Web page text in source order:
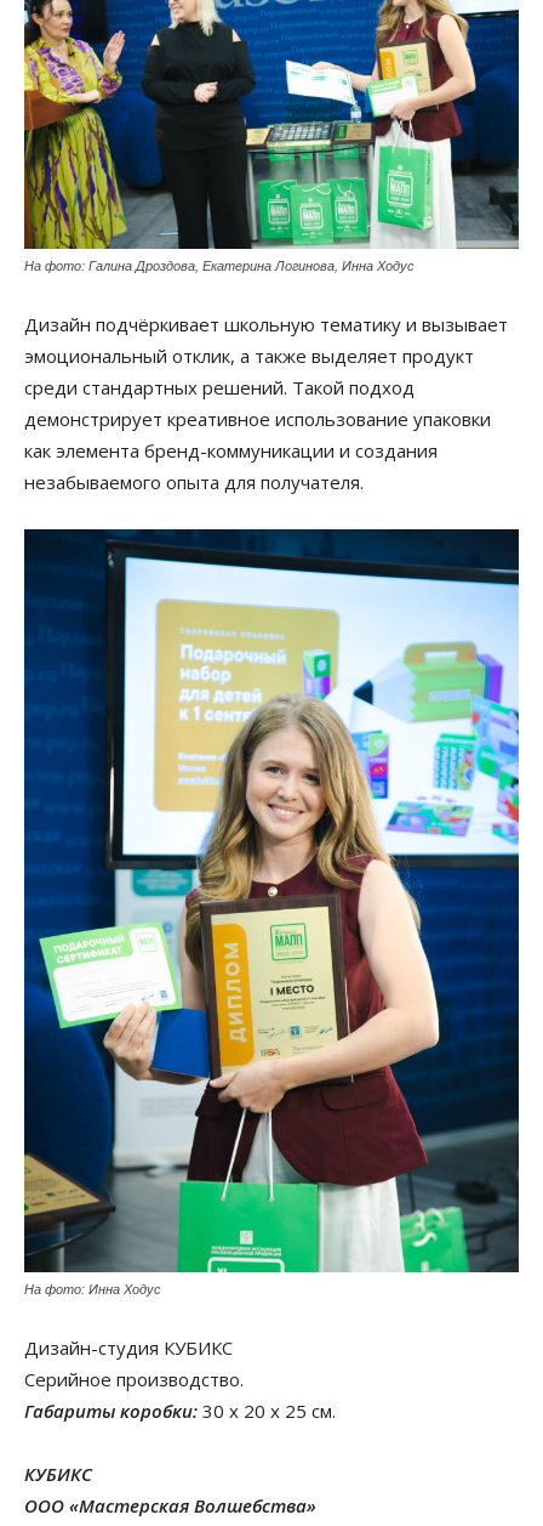
На фото: Галина Дроздова, Екатерина Логинова, Инна Ходус
Дизайн подчёркивает школьную тематику и вызывает
эмоциональный отклик, а также выделяет продукт
среди стандартных решений. Такой подход
демонстрирует креативное использование упаковки
как элемента бренд-коммуникации и создания
незабываемого опыта для получателя.
На фото: Инна Ходус
Дизайн-студия КУБИКС
Серийное производство.
Габариты коробки: 30 х 20 х 25 см.
КУБИКС
ООО «Мастерская Волшебства»